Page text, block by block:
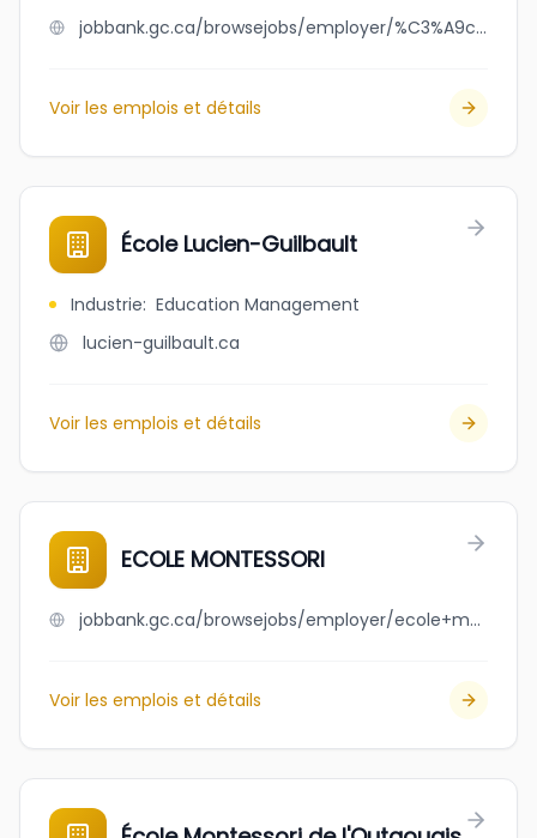
jobbank.gc.ca/browsejobs/employer/%C3%A9cole+jmc/ca
Voir les emplois et détails
École Lucien-Guilbault
Industrie: Education Management
lucien-guilbault.ca
Voir les emplois et détails
ECOLE MONTESSORI
jobbank.gc.ca/browsejobs/employer/ecole+montessori/ca
Voir les emplois et détails